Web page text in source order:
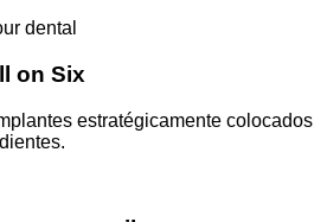
on Six
estratégicamente